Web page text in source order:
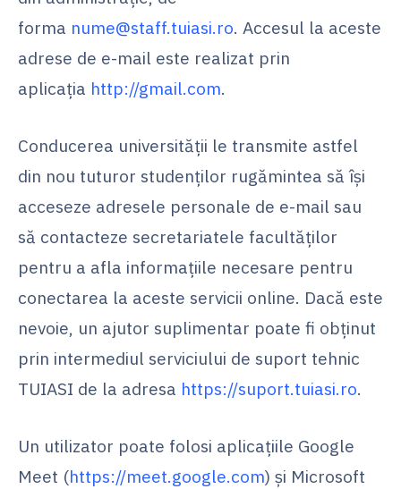
forma nume@staff.tuiasi.ro. Accesul la aceste
adrese de e-mail este realizat prin
aplicația http://gmail.com.
Conducerea universității le transmite astfel
din nou tuturor studenților rugămintea să își
acceseze adresele personale de e-mail sau
să contacteze secretariatele facultăților
pentru a afla informațiile necesare pentru
conectarea la aceste servicii online. Dacă este
nevoie, un ajutor suplimentar poate fi obținut
prin intermediul serviciului de suport tehnic
TUIASI de la adresa https://suport.tuiasi.ro.
Un utilizator poate folosi aplicațiile Google
Meet (https://meet.google.com) și Microsoft